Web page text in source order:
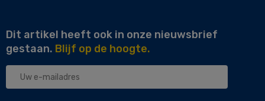
Dit artikel heeft ook in onze nieuwsbrief
gestaan. Blijf op de hoogte.
Uw